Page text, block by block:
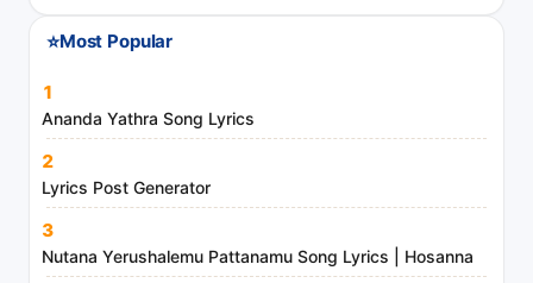
d
m
i
s
t
r
⭐Most Popular
1
Ananda Yathra Song Lyrics
2
Lyrics Post Generator
3
Nutana Yerushalemu Pattanamu Song Lyrics | Hosanna